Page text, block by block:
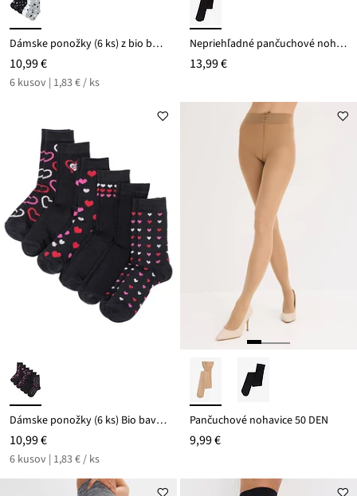
Dámske ponožky (6 ks) z bio bavlny
10,99 €
6 kusov | 1,83 € / ks
Nepriehľadné pančuchové nohavice 100 den
13,99 €
Dámske ponožky (6 ks) Bio bavlna
10,99 €
6 kusov | 1,83 € / ks
Pančuchové nohavice 50 DEN
9,99 €